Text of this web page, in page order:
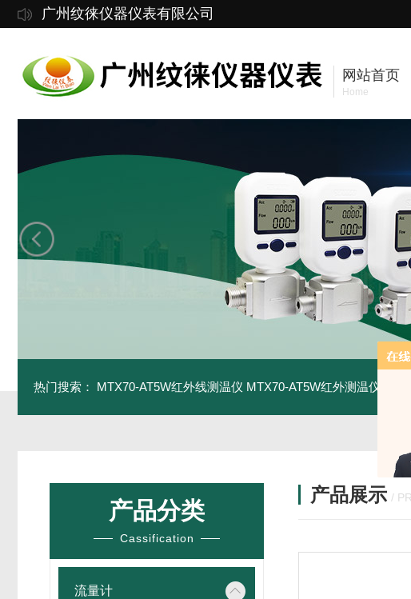
广州纹徕仪器仪表有限公司
网站首页
Home
热门搜索： MTX70-AT5W红外线测温仪 MTX70-AT5W红外测温仪
产品分类
Cassification
流量计
产品展示 /